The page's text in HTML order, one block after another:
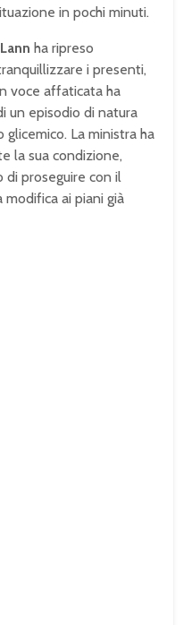
in pochi minuti.
Lann ha ripreso
i presenti,
voce affaticata ha
un episodio di natura
glicemico. La ministra ha
la sua condizione,
di proseguire con il
modifica ai piani già